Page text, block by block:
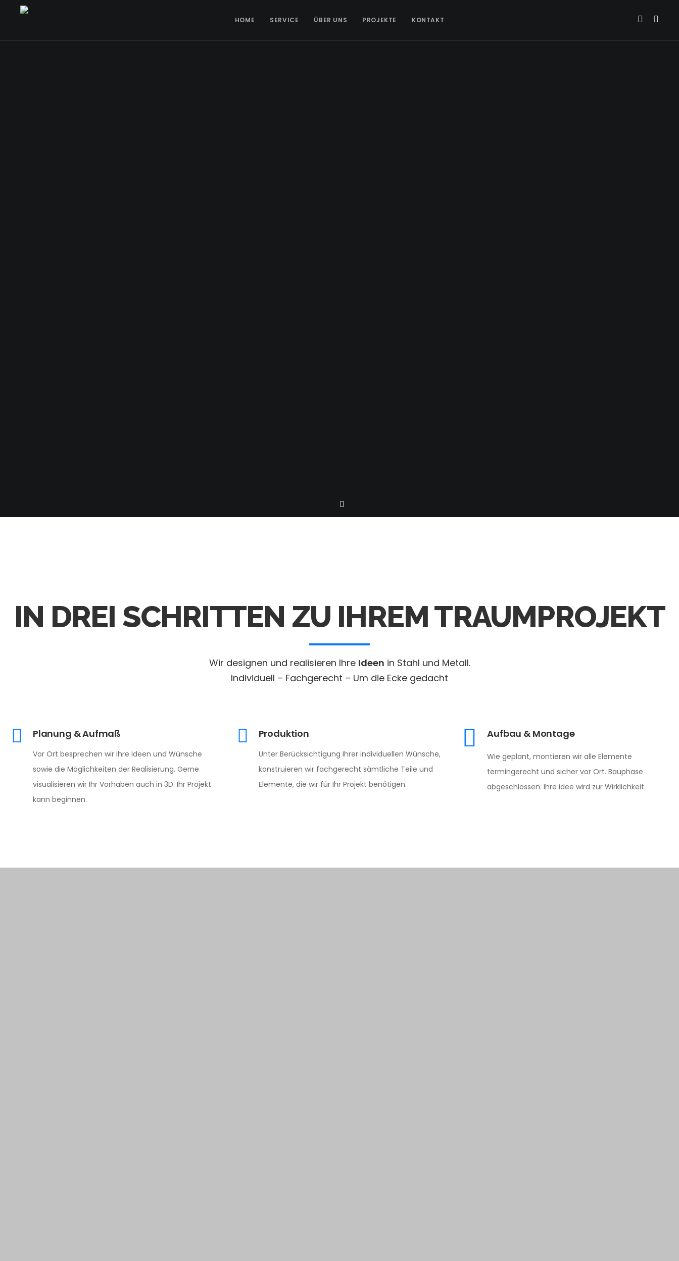
HOME SERVICE ÜBER UNS PROJEKTE KONTAKT
IN DREI SCHRITTEN ZU IHREM TRAUMPROJEKT
Wir designen und realisieren Ihre Ideen in Stahl und Metall.
Individuell – Fachgerecht – Um die Ecke gedacht
Planung & Aufmaß
Vor Ort besprechen wir Ihre Ideen und Wünsche
sowie die Möglichkeiten der Realisierung. Gerne
visualisieren wir Ihr Vorhaben auch in 3D. Ihr Projekt
kann beginnen.
Produktion
Unter Berücksichtigung Ihrer individuellen Wünsche,
konstruieren wir fachgerecht sämtliche Teile und
Elemente, die wir für Ihr Projekt benötigen.
Aufbau & Montage
Wie geplant, montieren wir alle Elemente
termingerecht und sicher vor Ort. Bauphase
abgeschlossen. Ihre idee wird zur Wirklichkeit.